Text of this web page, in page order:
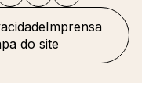
Imprensa
do site